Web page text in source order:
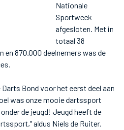
Nationale
Sportweek
afgesloten. Met in
totaal 38
en 870.000 deelnemers was de
Bond voor het eerst deel aan
was onze mooie dartssport
de jeugd! Jeugd heeft de
aldus Niels de Ruiter.